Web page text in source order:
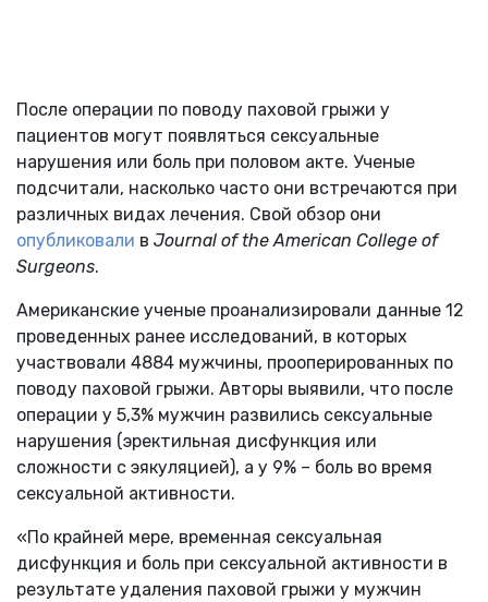
После операции по поводу паховой грыжи у
пациентов могут появляться сексуальные
нарушения или боль при половом акте. Ученые
подсчитали, насколько часто они встречаются при
различных видах лечения. Свой обзор они
опубликовали в Journal of the American College of
Surgeons.
Американские ученые проанализировали данные 12
проведенных ранее исследований, в которых
участвовали 4884 мужчины, прооперированных по
поводу паховой грыжи. Авторы выявили, что после
операции у 5,3% мужчин развились сексуальные
нарушения (эректильная дисфункция или
сложности с эякуляцией), а у 9% – боль во время
сексуальной активности.
«По крайней мере, временная сексуальная
дисфункция и боль при сексуальной активности в
результате удаления паховой грыжи у мужчин